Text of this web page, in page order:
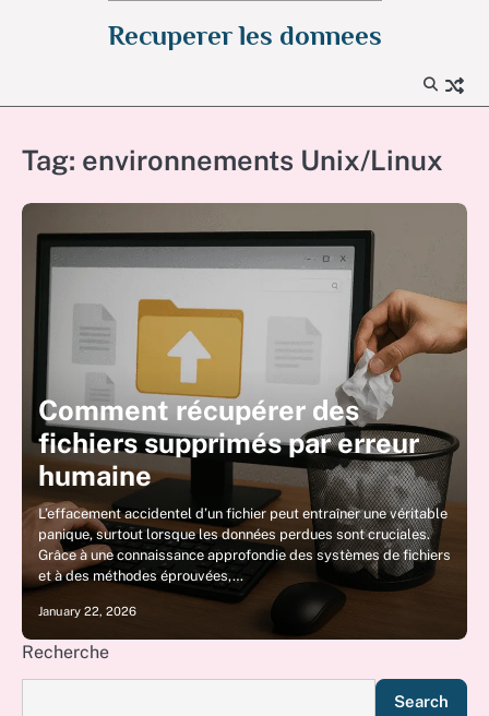
Recuperer les donnees
Tag: environnements Unix/Linux
Comment récupérer des
fichiers supprimés par erreur
humaine
L’effacement accidentel d’un fichier peut entraîner une véritable
panique, surtout lorsque les données perdues sont cruciales.
Grâce à une connaissance approfondie des systèmes de fichiers
et à des méthodes éprouvées,…
January 22, 2026
Recherche
Search